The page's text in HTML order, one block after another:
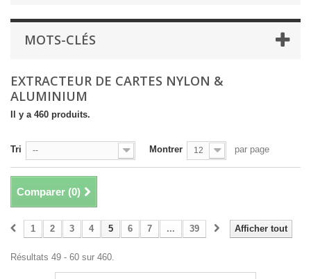
MOTS-CLÉS
EXTRACTEUR DE CARTES NYLON &
ALUMINIUM
Il y a 460 produits.
Tri -- Montrer 12 par page
Comparer (0)
Afficher tout
1 2 3 4 5 6 7 ... 39
Résultats 49 - 60 sur 460.